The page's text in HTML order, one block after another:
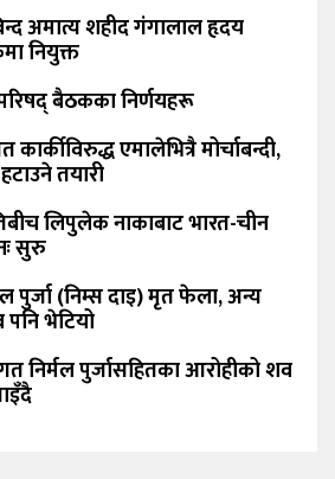
अमात्य शहीद गंगालाल हृदय
नियुक्त
बैठकका निर्णयहरू
कार्कीविरुद्ध एमालेभित्रै मोर्चाबन्दी,
तयारी
लिपुलेक नाकाबाट भारत-चीन
सुरु
पुर्जा (निम्स दाइ) मृत फेला, अन्य
भेटियो
निर्मल पुर्जासहितका आरोहीको शव